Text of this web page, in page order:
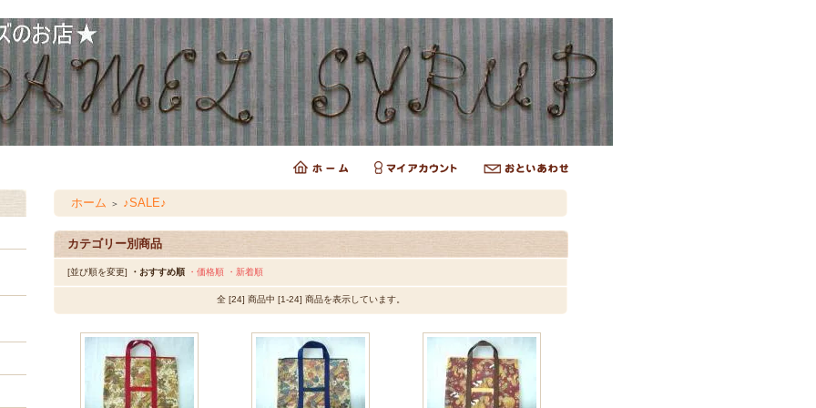
ホーム ＞ ♪SALE♪
カテゴリー別商品
[並び順を変更] ・おすすめ順 ・価格順 ・新着順
全 [24] 商品中 [1-24] 商品を表示しています。